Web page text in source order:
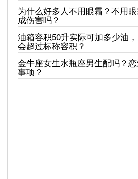
为什么好多人不用眼霜？不用
成伤害吗？
油箱容积50升实际可加多少油
会超过标称容积？
金牛座女生水瓶座男生配吗？
事项？